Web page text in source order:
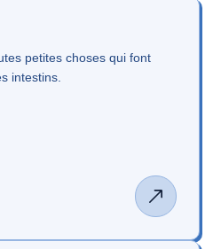
petites choses qui font
intestins.